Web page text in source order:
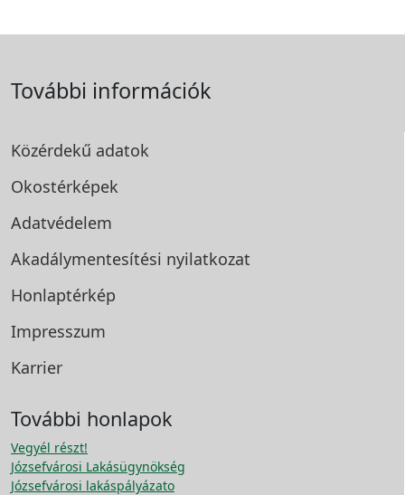
További információk
Közérdekű adatok
Okostérképek
Adatvédelem
Akadálymentesítési nyilatkozat
Honlaptérkép
Impresszum
Karrier
További honlapok
Vegyél részt!
Józsefvárosi Lakásügynökség
Józsefvárosi lakáspályázato